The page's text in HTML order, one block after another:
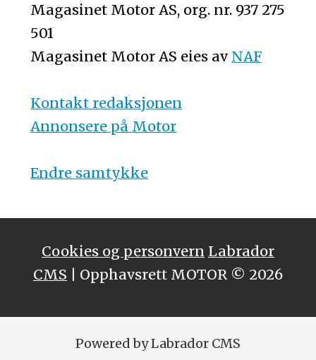
Magasinet Motor AS, org. nr. 937 275
501
Magasinet Motor AS eies av NAF
Kontakt redaksjonen
Annonsere på Motor
Endre samtykke
Cookies og personvern Labrador
CMS | Opphavsrett MOTOR © 2026
Powered by Labrador CMS